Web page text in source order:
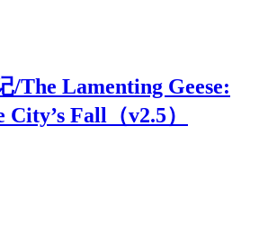
/The Lamenting Geese:
City’s Fall（v2.5）